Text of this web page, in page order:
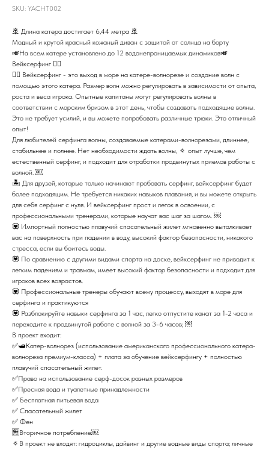
SKU: YACHT002
🚢 Длина катера достигает 6,44 метра 🚢
Модный и крутой красный кожаный диван с защитой от солнца на борту
🎺На всем катере установлено до 12 водонепроницаемых динамиков🎺
Вейксерфинг 🏄🏻
🏄🏻 Вейксерфинг - это выход в море на катере-волнорезе и создание волн с
помощью этого катера. Размер волн можно регулировать в зависимости от опыта,
роста и веса игрока. Опытные капитаны могут регулировать волны в
соответствии с морским бризом в этот день, чтобы создавать подходящие волны.
Это не требует усилий, и вы можете попробовать различные трюки. Это отличный
опыт!
Для любителей серфинга волны, создаваемые катерами-волнорезами, длиннее,
стабильнее и полнее. Нет необходимости ждать волны, 🔅 опыт лучше, чем
естественный серфинг, и подходит для отработки продвинутых приемов работы с
волной. ￼
🏝 Для друзей, которые только начинают пробовать серфинг, вейксерфинг будет
более подходящим. Не требуется никаких навыков плавания, и вы можете открыть
для себя серфинг с нуля. И вейксерфинг прост и легок в освоении, с
профессиональными тренерами, которые научат вас шаг за шагом. ￼
💟 Импортный полностью плавучий спасательный жилет мгновенно выталкивает
вас на поверхность при падении в воду, высокий фактор безопасности, никакого
стресса, если вы боитесь воды.
💟 По сравнению с другими видами спорта на доске, вейксерфинг не приводит к
легким падениям и травмам, имеет высокий фактор безопасности и подходит для
игроков всех возрастов.
💟 Профессиональные тренеры обучают всему процессу, выходят в море для
серфинга и практикуются
💟 Разблокируйте навыки серфинга за 1 час, легко отпустите канат за 1-2 часа и
переходите к продвинутой работе с волной за 3-6 часов; ￼
В проект входит:
✅🛥Катер-волнорез (использование американского профессионального катера-
волнореза премиум-класса) + плата за обучение вейксерфингу + полностью
плавучий спасательный жилет.
✅Право на использование серф-досок разных размеров
✅Пресная вода и туалетные принадлежности
✅ Бесплатная питьевая вода
✅ Спасательный жилет
✅ Фен
🈚️Вторичное потребление￼
🔅В проект не входят: гидроциклы, дайвинг и другие водные виды спорта; личные